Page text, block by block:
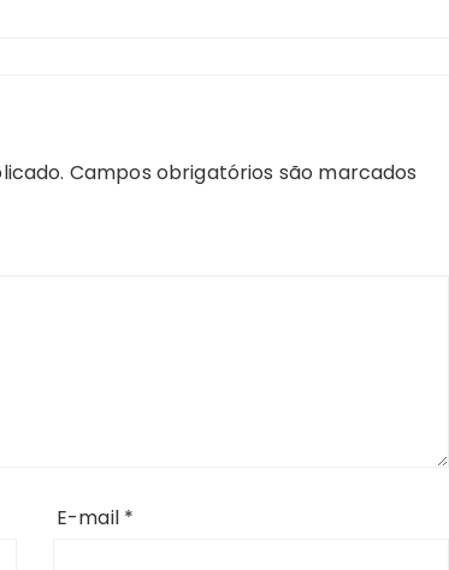
Campos obrigatórios são marcados
E-mail *